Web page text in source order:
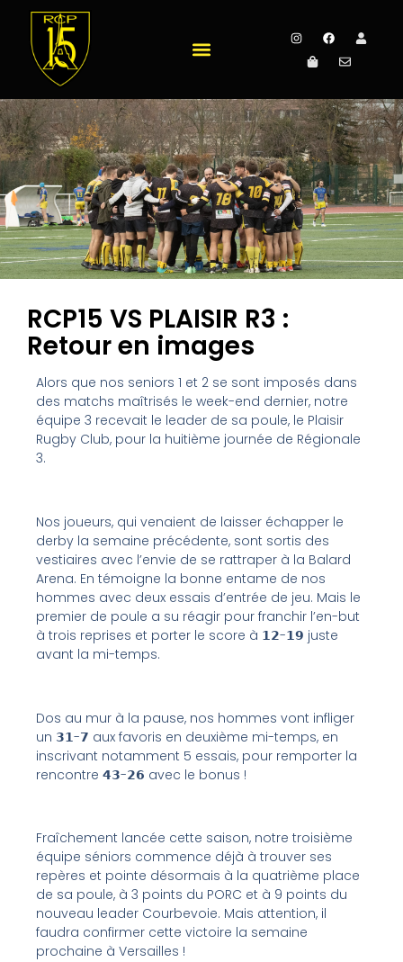
RCP15 VS PLAISIR R3 :
Retour en images
Alors que nos seniors 1 et 2 se sont imposés dans
des matchs maîtrisés le week-end dernier, notre
équipe 3 recevait le leader de sa poule, le Plaisir
Rugby Club, pour la huitième journée de Régionale
3.
Nos joueurs, qui venaient de laisser échapper le
derby la semaine précédente, sont sortis des
vestiaires avec l’envie de se rattraper à la Balard
Arena. En témoigne la bonne entame de nos
hommes avec deux essais d’entrée de jeu. Mais le
premier de poule a su réagir pour franchir l’en-but
à trois reprises et porter le score à 𝟭𝟮-𝟭𝟵 juste
avant la mi-temps.
Dos au mur à la pause, nos hommes vont infliger
un 𝟯𝟭-𝟳 aux favoris en deuxième mi-temps, en
inscrivant notamment 5 essais, pour remporter la
rencontre 𝟰𝟯-𝟮𝟲 avec le bonus !
Fraîchement lancée cette saison, notre troisième
équipe séniors commence déjà à trouver ses
repères et pointe désormais à la quatrième place
de sa poule, à 3 points du PORC et à 9 points du
nouveau leader Courbevoie. Mais attention, il
faudra confirmer cette victoire la semaine
prochaine à Versailles !